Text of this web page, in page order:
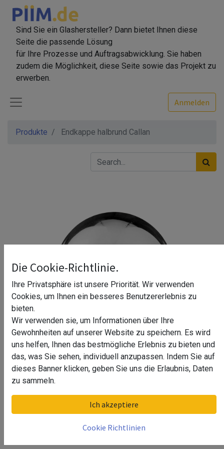
Sind Sie ein Glashersteller? Dann bietet Ihnen diese
Seite die passende Lösung
für Ihre Prozesse und Auftragsabwicklung. Sie haben
zudem die Möglichkeit, diese Seite sowie das Projekt zu
erwerben.
Anmelden
Produkte Endkappe halbrund Callan
Endkappe halbrund Callan
Oberfläche
Die Cookie-Richtlinie.
Ihre Privatsphäre ist unsere Priorität. Wir verwenden
Cookies, um Ihnen ein besseres Benutzererlebnis zu
bieten.
Wir verwenden sie, um Informationen über Ihre
Gewohnheiten auf unserer Website zu speichern. Es wird
uns helfen, Ihnen das bestmögliche Erlebnis zu bieten und
das, was Sie sehen, individuell anzupassen. Indem Sie auf
dieses Banner klicken, geben Sie uns die Erlaubnis, Daten
zu sammeln.
Ich akzeptiere
Cookie Richtlinien